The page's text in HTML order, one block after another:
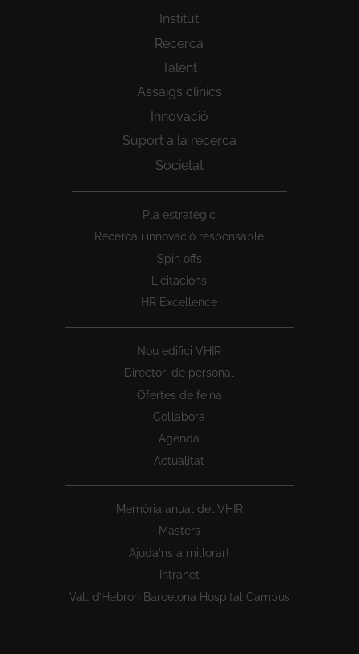
Institut
Recerca
Talent
Assaigs clínics
Innovació
Suport a la recerca
Societat
Pla estratègic
Recerca i innovació responsable
Spin offs
Licitacions
HR Excellence
Nou edifici VHIR
Directori de personal
Ofertes de feina
Col·labora
Agenda
Actualitat
Memòria anual del VHIR
Màsters
Ajuda'ns a millorar!
Intranet
Vall d’Hebron Barcelona Hospital Campus